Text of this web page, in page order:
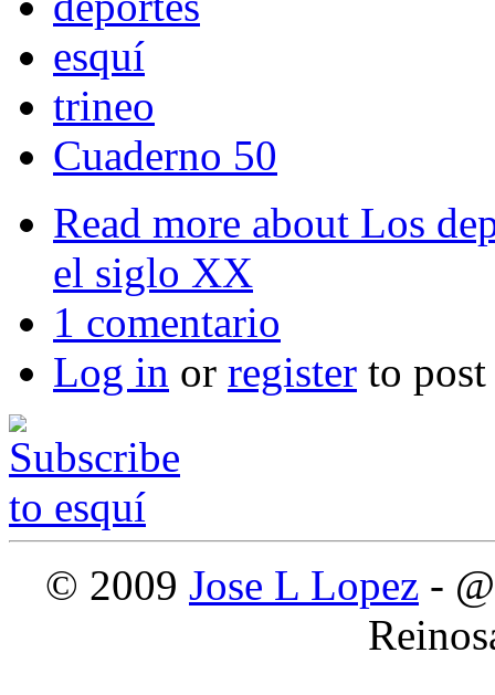
esquí
trineo
Cuaderno 50
Read more about Los
el siglo XX
1 comentario
Log in or register to
© 2009 Jose L Lopez -